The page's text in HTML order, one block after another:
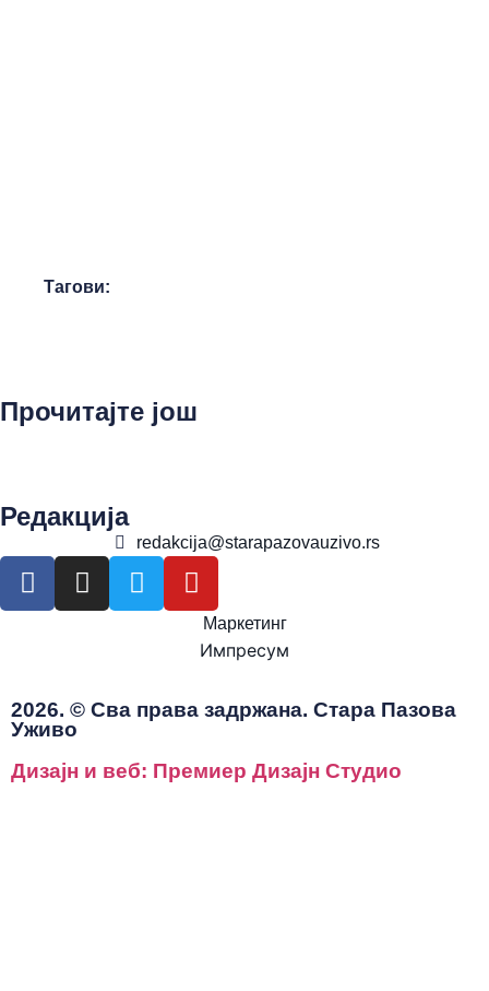
Тагови:
Прочитајте још
Редакција
redakcija@starapazovauzivo.rs
Маркетинг
Импресум
2026. © Сва права задржана. Стара Пазова
Уживо
Дизајн и веб: Премиер Дизајн Студио